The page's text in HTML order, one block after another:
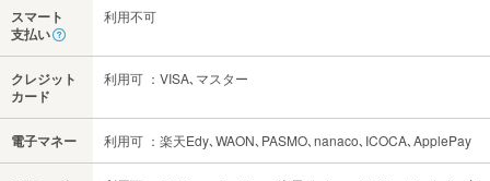
スマート
支払い
利用不可
クレジット
カード
利用可 ：VISA､マスター
電子マネー 利用可 ：楽天Edy､WAON､PASMO､nanaco､ICOCA､ApplePay